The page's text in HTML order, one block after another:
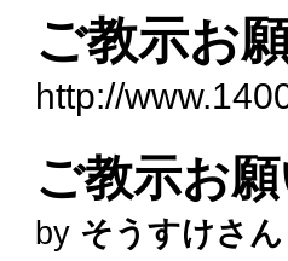
ご教示お
http://
ご教示お
by そうすけさん